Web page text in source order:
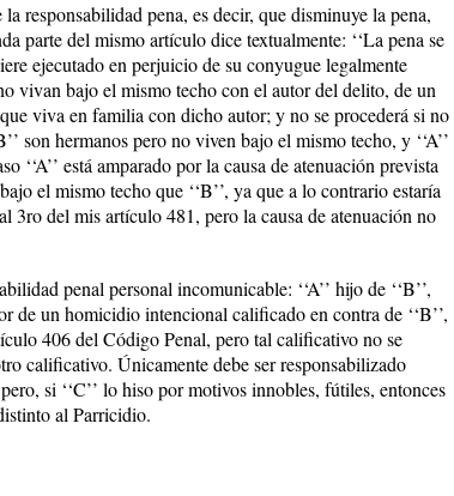
responsabilidad pena, es decir, que disminuye la pena,
parte del mismo artículo dice textualmente: ‘‘La pena se
ejecutado en perjuicio de su conyugue legalmente
vivan bajo el mismo techo con el autor del delito, de un
viva en familia con dicho autor; y no se procederá si no
son hermanos pero no viven bajo el mismo techo, y ‘‘A’’
‘‘A’’ está amparado por la causa de atenuación prevista
el mismo techo que ‘‘B’’, ya que a lo contrario estaría
3ro del mis artículo 481, pero la causa de atenuación no
penal personal incomunicable: ‘‘A’’ hijo de ‘‘B’’,
de un homicidio intencional calificado en contra de ‘‘B’’,
406 del Código Penal, pero tal calificativo no se
calificativo. Únicamente debe ser responsabilizado
si ‘‘C’’ lo hiso por motivos innobles, fútiles, entonces
al Parricidio.